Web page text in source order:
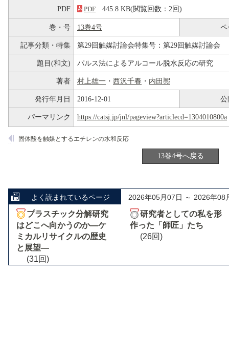
PDF PDF 445.8 KB(閲覧回数：2回)
巻・号 13巻4号 ペ
記事分類・特集 第29回触媒討論会特集号：第29回触媒討論会
題目(和文) パルス法によるアルコール脱水反応の研究
著者 村上雄一 ・ 西沢千春 ・ 内田熈
発行年月日 2016-12-01 公
パーマリンク https://catsj.jp/jnl/pageview?articlecd=1304010800a
固体酸を触媒とするエチレンの水和反応
13巻4号へ戻る
よく読まれているページ 2026年05月07日 ～ 2026年08
プラスチック分解研究
はどこへ向かうのか―ケ
ミカルリサイクルの歴史
と展望―
(31回)
研究者としての私を形
作った「師匠」たち
(26回)